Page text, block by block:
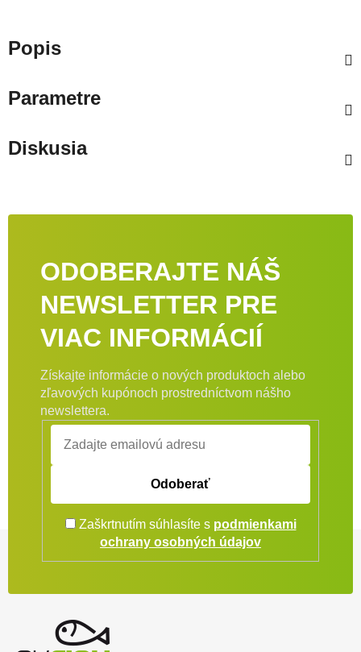
Popis
Parametre
Diskusia
ODOBERAJTE NÁŠ
NEWSLETTER PRE
VIAC INFORMÁCIÍ
Získajte informácie o nových produktoch alebo
zľavových kupónoch prostredníctvom nášho
newslettera.
Odoberať
Zaškrtnutím súhlasíte s podmienkami
ochrany osobných údajov